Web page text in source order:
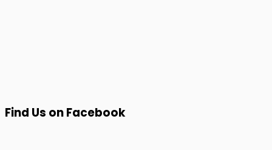
Find Us on Facebook